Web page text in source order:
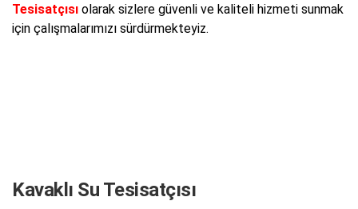
Tesisatçısı olarak sizlere güvenli ve kaliteli hizmeti sunmak
için çalışmalarımızı sürdürmekteyiz.
Kavaklı Su Tesisatçısı